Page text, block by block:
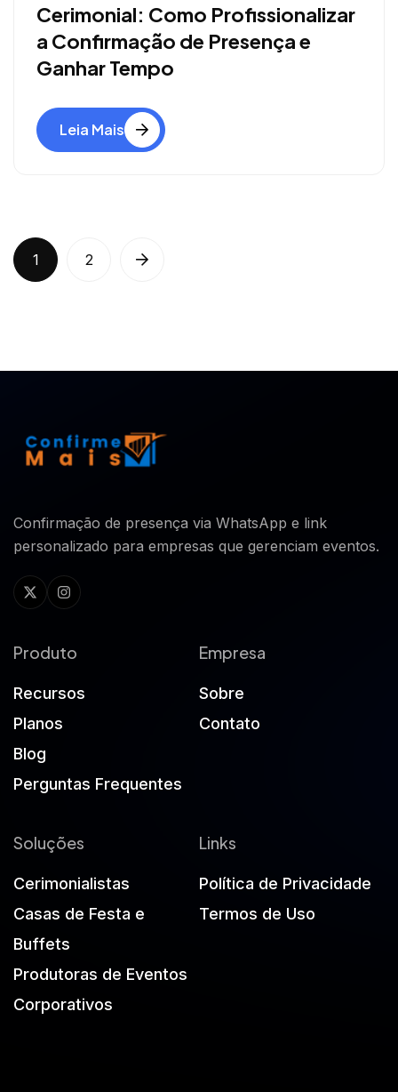
Cerimonial: Como Profissionalizar
a Confirmação de Presença e
Ganhar Tempo
Leia Mais
1 2
Confirmação de presença via WhatsApp e link
personalizado para empresas que gerenciam eventos.
Produto
Recursos
Planos
Blog
Perguntas Frequentes
Empresa
Sobre
Contato
Soluções
Cerimonialistas
Casas de Festa e
Buffets
Produtoras de Eventos
Corporativos
Links
Política de Privacidade
Termos de Uso